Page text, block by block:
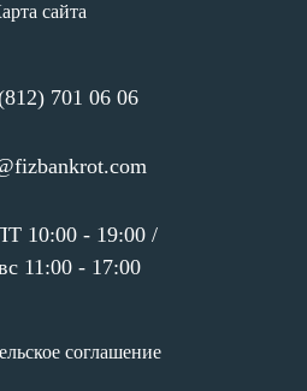
сайта
701 06 06
10:00 - 19:00 /
11:00 - 17:00
соглашение